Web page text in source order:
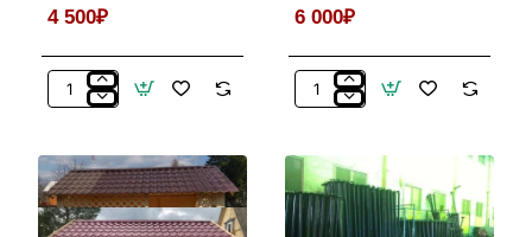
4 500₽
Лавка
Доски
В
Беседку,
6 000₽
Лавка
Доски
В
Беседку,